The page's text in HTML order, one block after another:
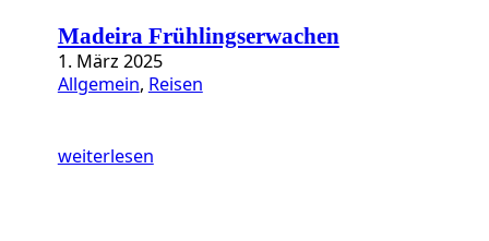
Madeira Frühlingserwachen
1. März 2025
Allgemein, Reisen
weiterlesen